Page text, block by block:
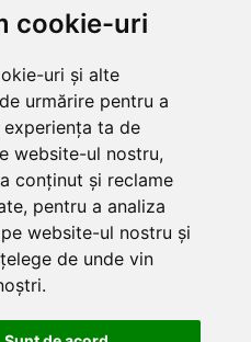
cookie-uri
uri și alte
urmărire pentru a
ta de
website-ul nostru,
conținut și reclame
pentru a analiza
website-ul nostru și
de unde vin
Echipament snowboard
Skate & longboard
Santa Cruz
Enuff Skateboards
Diverse
Cum aleg rolele
Cum aleg ochelarii
Ochelari de soare Oakley
Ochelari de soare Alpina